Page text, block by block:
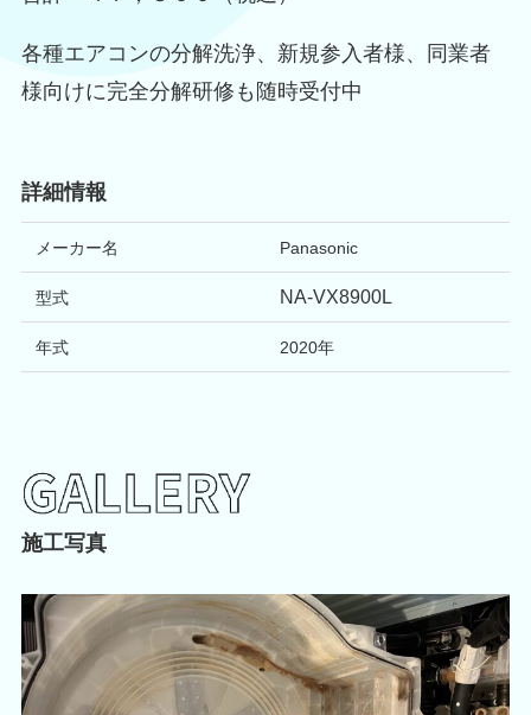
各種エアコンの分解洗浄、新規参入者様、同業者
様向けに完全分解研修も随時受付中
詳細情報
メーカー名 Panasonic
型式 NA-VX8900L
年式 2020年
施工写真